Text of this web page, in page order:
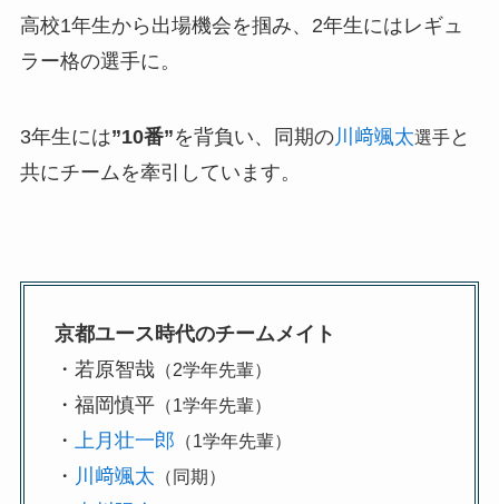
高校1年生から出場機会を掴み、2年生にはレギュ
ラー格の選手に。
3年生には”10番”を背負い、同期の川﨑颯太選手と
共にチームを牽引しています。
京都ユース時代のチームメイト
・若原智哉（2学年先輩）
・福岡慎平（1学年先輩）
・ 上月壮一郎 （1学年先輩）
・ 川﨑颯太 （同期）